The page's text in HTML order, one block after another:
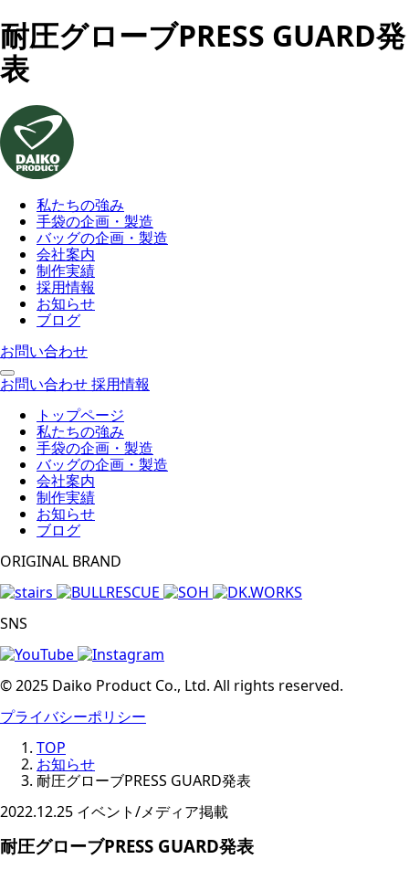
耐圧グローブPRESS GUARD発
表
私たちの強み
手袋の企画・製造
バッグの企画・製造
会社案内
制作実績
採用情報
お知らせ
ブログ
お問い合わせ
お問い合わせ採用情報
トップページ
私たちの強み
手袋の企画・製造
バッグの企画・製造
会社案内
制作実績
お知らせ
ブログ
ORIGINAL BRAND
SNS
© 2025 Daiko Product Co., Ltd. All rights reserved.
プライバシーポリシー
TOP
お知らせ
耐圧グローブPRESS GUARD発表
2022.12.25 イベント/メディア掲載
耐圧グローブPRESS GUARD発表